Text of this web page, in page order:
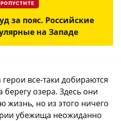
за пояс. Российские
на Западе
все-таки добираются
озера. Здесь они
жизнь, но из этого ничего
убежища неожиданно